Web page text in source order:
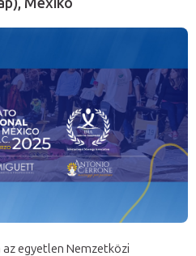
egyetlen Nemzetközi